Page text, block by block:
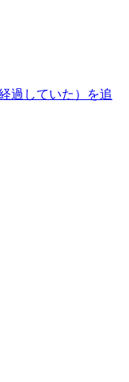
過していた）を追